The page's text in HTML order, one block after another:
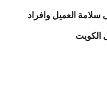
العميل وافراد